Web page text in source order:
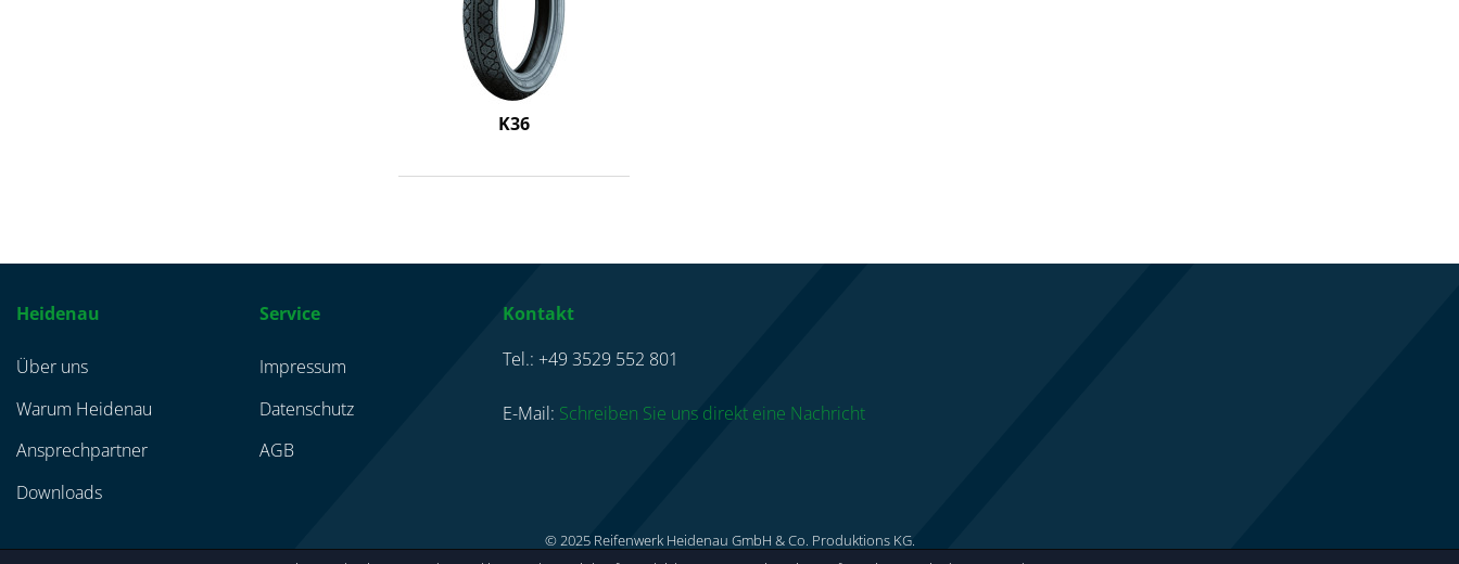
K36
Heidenau
Über uns
Warum Heidenau
Ansprechpartner
Downloads
Service
Impressum
Datenschutz
AGB
Kontakt
Tel.: +49 3529 552 801
E-Mail: Schreiben Sie uns direkt eine Nachricht
© 2025 Reifenwerk Heidenau GmbH & Co. Produktions KG.